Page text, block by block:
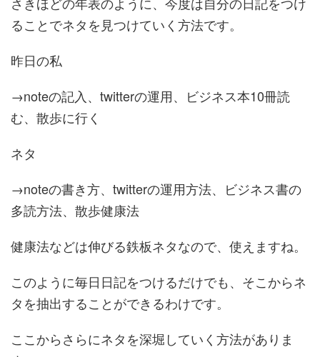
ることでネタを見つけていく方法です。
昨日の私
→noteの記入、twitterの運用、ビジネス本10冊読
む、散歩に行く
ネタ
→noteの書き方、twitterの運用方法、ビジネス書の
多読方法、散歩健康法
健康法などは伸びる鉄板ネタなので、使えますね。
このように毎日日記をつけるだけでも、そこからネ
タを抽出することができるわけです。
ここからさらにネタを深堀していく方法がありま